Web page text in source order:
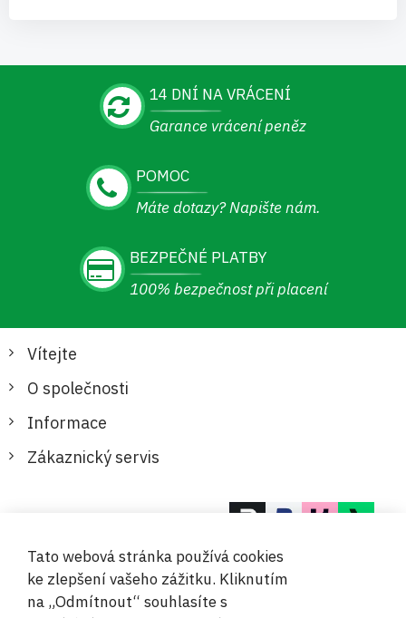
14 DNÍ NA VRÁCENÍ
Garance vrácení peněz
POMOC
Máte dotazy? Napište nám.
BEZPEČNÉ PLATBY
100% bezpečnost při placení
Vítejte
O společnosti
Informace
Zákaznický servis
Tato webová stránka používá cookies
ke zlepšení vašeho zážitku. Kliknutím
na „Odmítnout“ souhlasíte s